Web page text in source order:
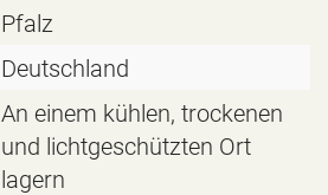
Pfalz
Deutschland
An einem kühlen, trockenen
und lichtgeschützten Ort
lagern